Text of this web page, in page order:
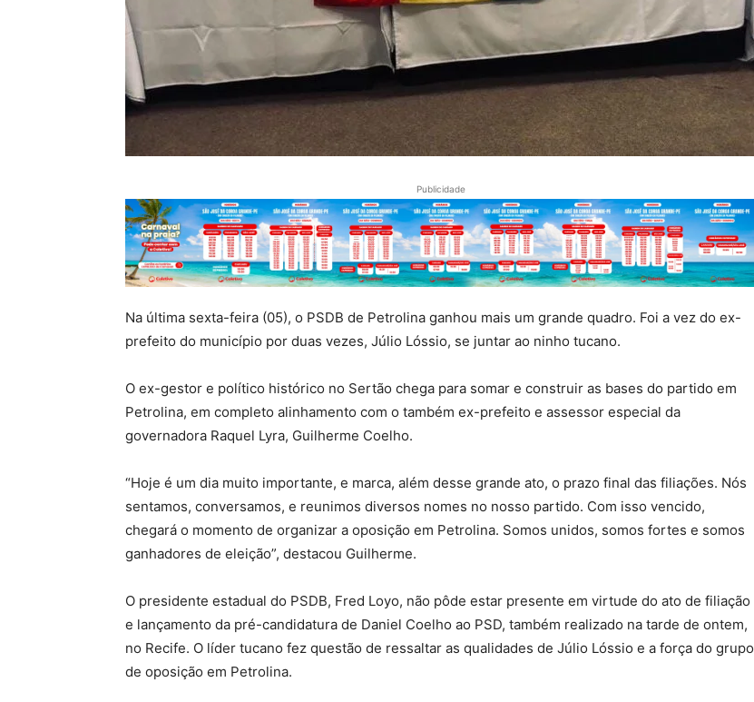
Publicidade
Na última sexta-feira (05), o PSDB de Petrolina ganhou mais um grande quadro. Foi a vez do ex-
prefeito do município por duas vezes, Júlio Lóssio, se juntar ao ninho tucano.
O ex-gestor e político histórico no Sertão chega para somar e construir as bases do partido em
Petrolina, em completo alinhamento com o também ex-prefeito e assessor especial da
governadora Raquel Lyra, Guilherme Coelho.
“Hoje é um dia muito importante, e marca, além desse grande ato, o prazo final das filiações. Nós
sentamos, conversamos, e reunimos diversos nomes no nosso partido. Com isso vencido,
chegará o momento de organizar a oposição em Petrolina. Somos unidos, somos fortes e somos
ganhadores de eleição”, destacou Guilherme.
O presidente estadual do PSDB, Fred Loyo, não pôde estar presente em virtude do ato de filiação
e lançamento da pré-candidatura de Daniel Coelho ao PSD, também realizado na tarde de ontem,
no Recife. O líder tucano fez questão de ressaltar as qualidades de Júlio Lóssio e a força do grupo
de oposição em Petrolina.